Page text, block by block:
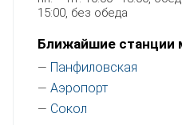
15:00, без обеда
Ближайшие станции
— Панфиловская
— Аэропорт
— Сокол